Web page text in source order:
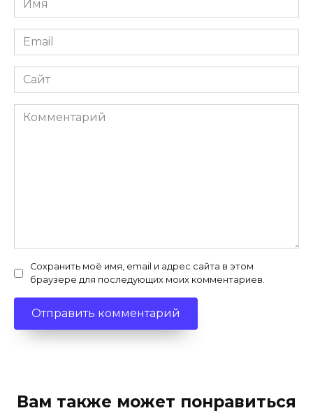
*
Email
*
Сайт
Комментарий
Сохранить моё имя, email и адрес сайта в этом
браузере для последующих моих комментариев.
Вам также может понравиться